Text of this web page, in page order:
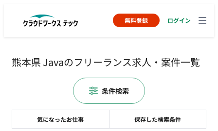
無料登録 ログイン
熊本県 Javaのフリーランス求人・案件一覧
気になったお仕事 保存した検索条件
条件検索